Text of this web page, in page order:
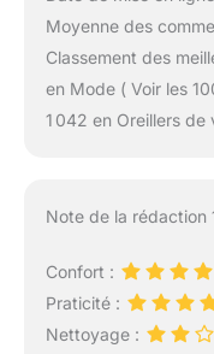
Moyenne des
Classement des
en Mode ( Voir les
1 042 en Oreillers de
Note de la rédaction
Confort :
Praticité :
Nettoyage :